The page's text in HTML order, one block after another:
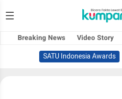
Breaking News Video Story
SATU Indonesia Awards